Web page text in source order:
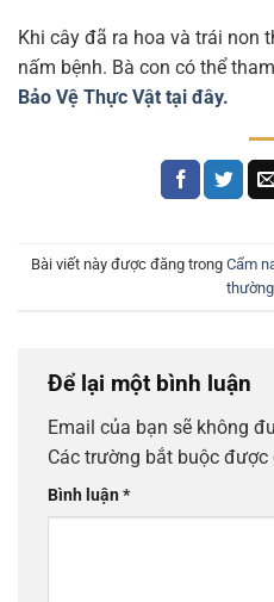
Khi cây đã ra hoa và trái non
nấm bệnh. Bà con có thể
Bảo Vệ Thực Vật tại đây.
Bài viết này được đăng trong Cẩm
Để lại một bình luận
Email của bạn sẽ không
Các trường bắt buộc được
Bình luận*